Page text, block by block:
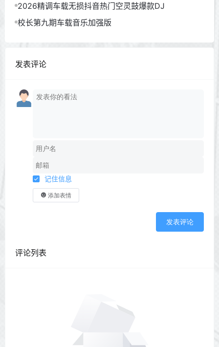
2026精调车载无损抖音热门空灵鼓爆款DJ
校长第九期车载音乐加强版
发表评论
记住信息
添加表情
发表评论
评论列表